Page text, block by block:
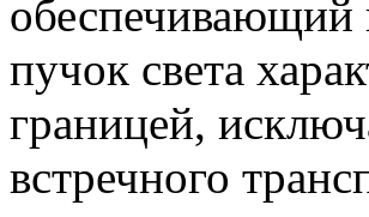
пучок света
границей,
встречного